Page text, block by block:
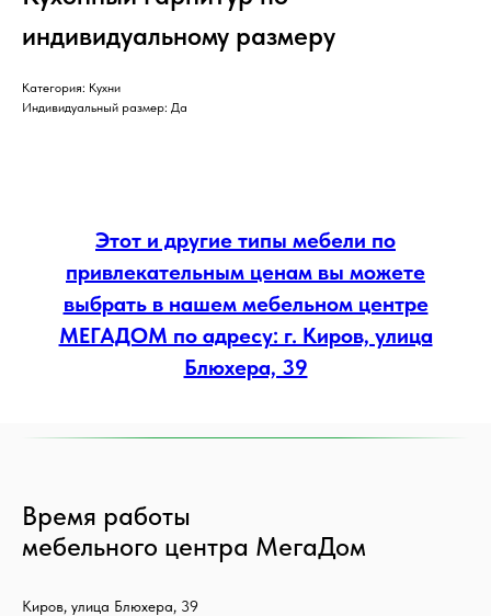
индивидуальному размеру
Категория: Кухни
Индивидуальный размер: Да
Этот и другие типы мебели по
привлекательным ценам вы можете
выбрать в нашем мебельном центре
МЕГАДОМ по адресу: г. Киров, улица
Блюхера, 39
Время работы
мебельного центра МегаДом
Киров, улица Блюхера, 39